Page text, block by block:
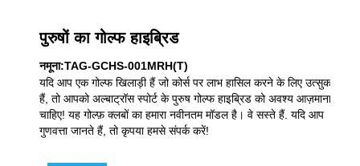
पुरुषों का गोल्फ हाइब्रिड
नमूना:TAG-GCHS-001MRH(T)
यदि आप एक गोल्फ खिलाड़ी हैं जो कोर्स पर लाभ हासिल करने के लिए उत्सुक
हैं, तो आपको अल्बाट्रॉस स्पोर्ट के पुरुष गोल्फ हाइब्रिड को अवश्य आज़माना
चाहिए! यह गोल्फ़ क्लबों का हमारा नवीनतम मॉडल है। वे सस्ते हैं. यदि आप
गुणवत्ता जानते हैं, तो कृपया हमसे संपर्क करें!